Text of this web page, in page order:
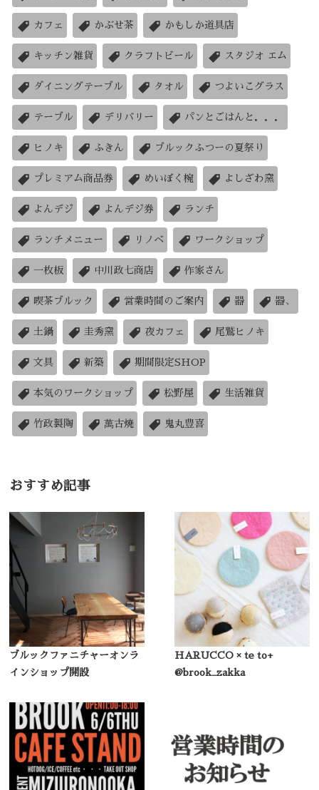
カフェ かぶせ茶 かもしか道具店
キッチン雑貨 クラフトビール スタジオ エム
ダイニングテーブル タオル つよいこグラス
テーブル デリバリー パンとごはんと．．．
ヒノキ ふきん ブルックふつーの夏祭り
プレミアム商品券 めいぼく椀 よしざわ窯
よんデジ よんデジ券 ランチ
ランチメニュー リノベ ワークショップ
一枚板 中川政七商店 作家さん
喫茶ブルック 営業時間のご案内 器 器、
土鍋 圭秀窯 夜カフェ 尾鷲ヒノキ
文具 新築 期間限定SHOP
本気のワークショップ 松野屋 生活雑貨
竹政製陶 萬古焼 鬼丸豊喜
おすすめ記事
ブルックファニチャーオンラ
インショップ開設
HARUCCO × te to+
@brook_zakka